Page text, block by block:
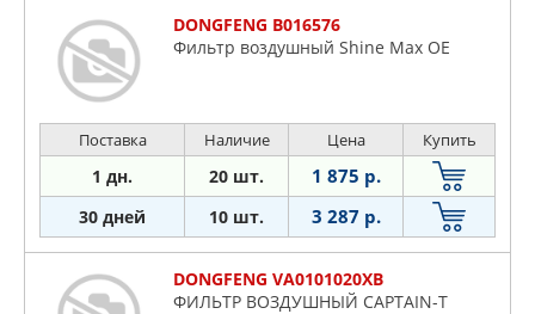
DONGFENG B016576
Фильтр воздушный Shine Max OE
Поставка Наличие Цена Купить
1 дн. 20 шт. 1 875 р.
30 дней 10 шт. 3 287 р.
DONGFENG VA0101020XB
ФИЛЬТР ВОЗДУШНЫЙ CAPTAIN-T